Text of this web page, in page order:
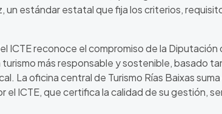
estándar estatal que fija los criterios,
ICTE reconoce el compromiso de la
más responsable y sostenible, basado
La oficina central de Turismo Rías Baixas
ICTE, que certifica la calidad de su gestión,